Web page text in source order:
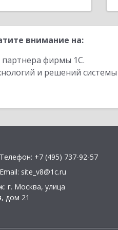
внимание на:
фирмы 1С.
и решений
Телефон: +7 (495) 737-92-57
Email: site_v8@1c.ru
г. Москва, улица
дом 21